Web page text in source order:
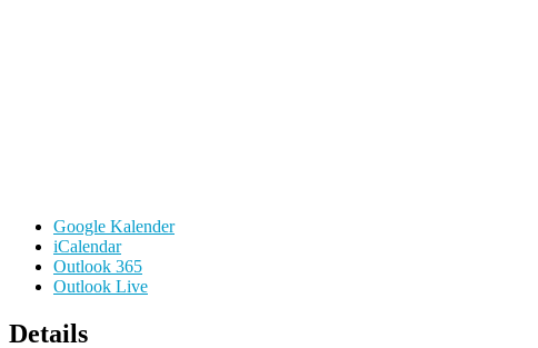
Google Kalender
iCalendar
Outlook 365
Outlook Live
Details